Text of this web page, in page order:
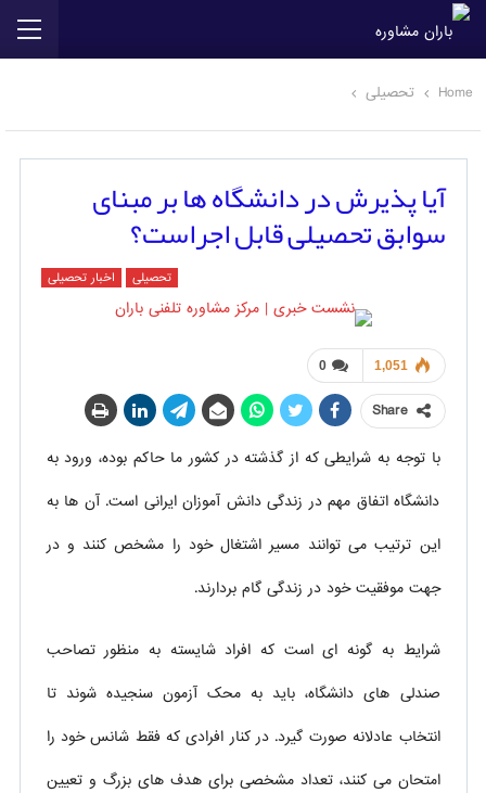
Home تحصیلی
آیا پذیرش در دانشگاه ها بر مبنای
سوابق تحصیلی قابل اجراست؟
تحصیلی اخبار تحصیلی
0 1,051
Share
با توجه به شرایطی که از گذشته در کشور ما حاکم بوده، ورود به
دانشگاه اتفاق مهم در زندگی دانش آموزان ایرانی است. آن ها به
این ترتیب می توانند مسیر اشتغال خود را مشخص کنند و در
جهت موفقیت خود در زندگی گام بردارند.
شرایط به گونه ای است که افراد شایسته به منظور تصاحب
صندلی های دانشگاه، باید به محک آزمون سنجیده شوند تا
انتخاب عادلانه صورت گیرد. در کنار افرادی که فقط شانس خود را
امتحان می کنند، تعداد مشخصی برای هدف های بزرگ و تعیین